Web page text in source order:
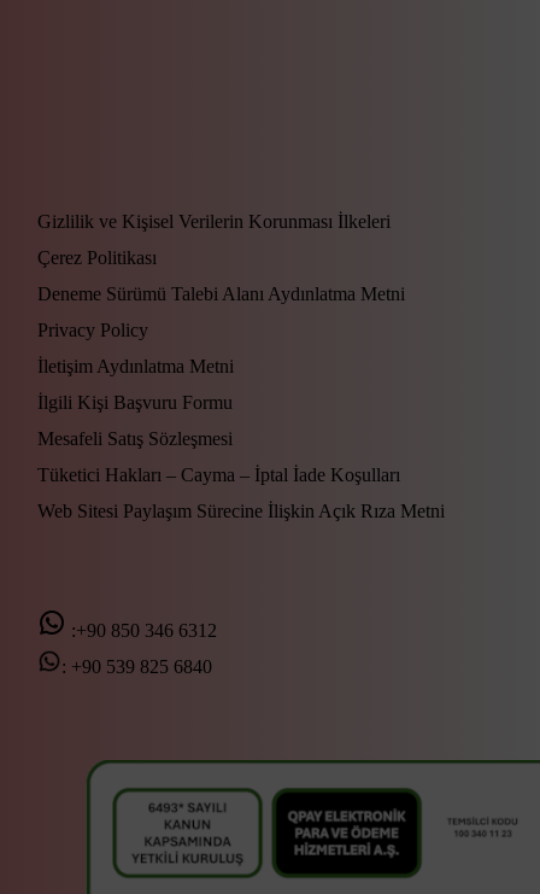
Gizlilik ve Kişisel Verilerin Korunması İlkeleri
Çerez Politikası
Deneme Sürümü Talebi Alanı Aydınlatma Metni
Privacy Policy
İletişim Aydınlatma Metni
İlgili Kişi Başvuru Formu
Mesafeli Satış Sözleşmesi
Tüketici Hakları – Cayma – İptal İade Koşulları
Web Sitesi Paylaşım Sürecine İlişkin Açık Rıza Metni
:+90 850 346 6312
: +90 539 825 6840